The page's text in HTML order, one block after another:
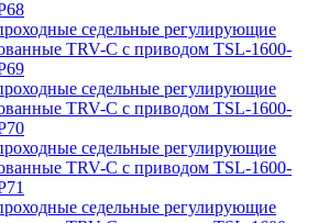
седельные регулирующие
TRV-С с приводом TSL-1600-
седельные регулирующие
TRV-С с приводом TSL-1600-
седельные регулирующие
TRV-С с приводом TSL-1600-
седельные регулирующие